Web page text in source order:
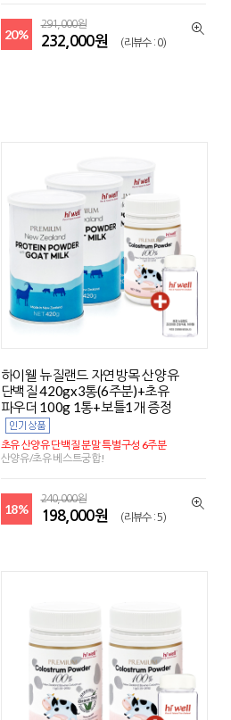
20%
291,000원
232,000원 (리뷰수 : 0)
하이웰 뉴질랜드 자연방목 산양유
단백질 420gx3통(6주분)+초유
파우더 100g 1통+보틀1개 증정
초유 산양유 단백질 분말 특별구성 6주분
산양유/초유 베스트궁합!
18%
240,000원
198,000원 (리뷰수 : 5)